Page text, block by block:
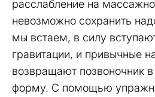
расслабление на
невозможно сохранить
мы встаем, в силу
гравитации, и привычные
возвращают позвоночник
форму. С помощью